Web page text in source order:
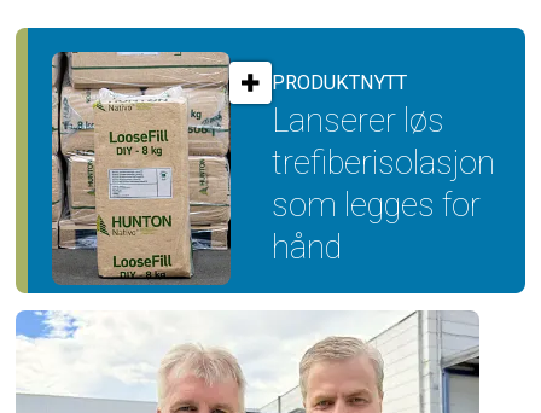
PRODUKTNYTT
Lanserer løs
trefiber­isolasjon
som legges for
hånd